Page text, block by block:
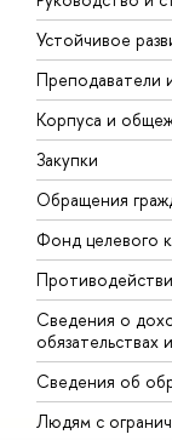
Устойчивое
Преподаватели
Корпуса и
Закупки
Обращения
Фонд целевого
Сведения о
обязательствах
Сведения об
Людям с